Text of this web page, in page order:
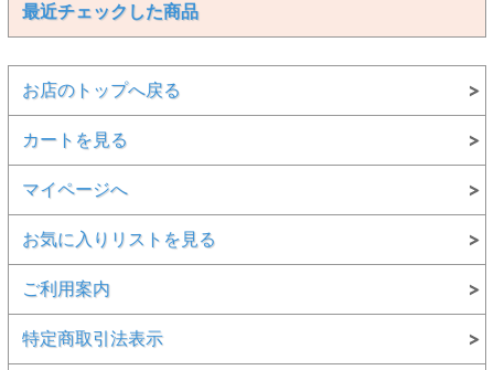
最近チェックした商品
お店のトップへ戻る
カートを見る
マイページへ
お気に入りリストを見る
ご利用案内
特定商取引法表示